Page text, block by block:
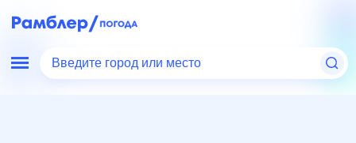
Введите город или место